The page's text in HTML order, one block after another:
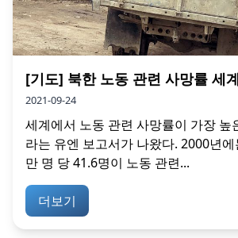
[기도] 북한 노동 관련 사망률 세
2021-09-24
세계에서 노동 관련 사망률이 가장 높
라는 유엔 보고서가 나왔다. 2000년
만 명 당 41.6명이 노동 관련...
더보기